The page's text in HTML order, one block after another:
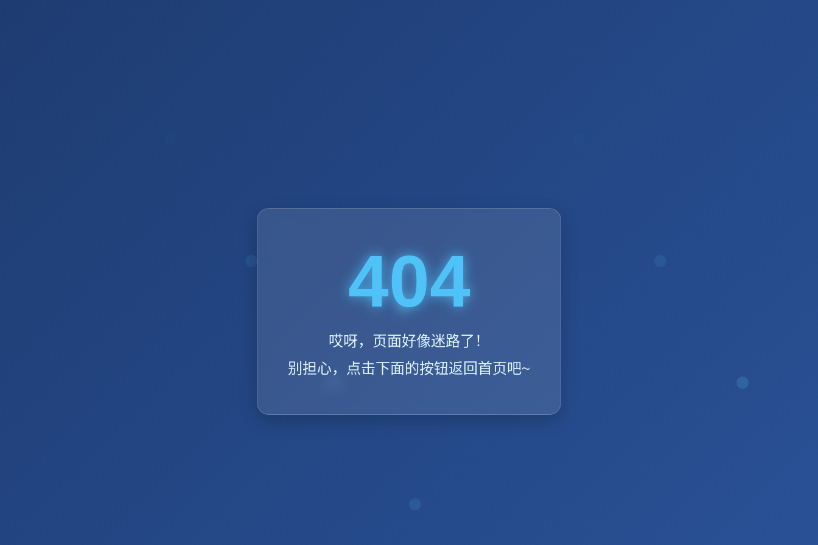
404
哎呀，页面好像迷路了！
别担心，点击下面的按钮返回首页吧~